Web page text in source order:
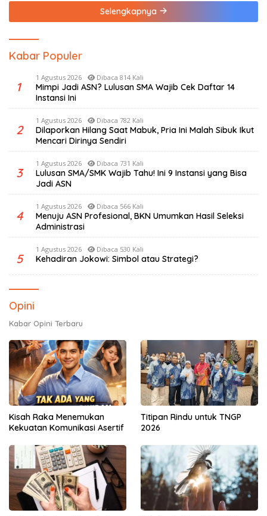
Selengkapnya
Kabar Populer
1
1 Agustus 2026 Dibaca 814 Kali
Mimpi Jadi ASN? Lulusan SMA Wajib Cek Daftar 14
Instansi Ini
2
1 Agustus 2026 Dibaca 782 Kali
Dilaporkan Hilang Saat Mabuk, Pria Ini Malah Sibuk Ikut
Mencari Dirinya Sendiri
3
1 Agustus 2026 Dibaca 731 Kali
Lulusan SMA/SMK Wajib Tahu! Ini 9 Instansi yang Bisa
Jadi ASN
4
1 Agustus 2026 Dibaca 566 Kali
Menuju ASN Profesional, BKN Umumkan Hasil Seleksi
Administrasi
5
1 Agustus 2026 Dibaca 530 Kali
Kehadiran Jokowi: Simbol atau Strategi?
Opini
Kabar Opini Terbaru
Kisah Raka Menemukan
Kekuatan Komunikasi Asertif
Titipan Rindu untuk TNGP
2026